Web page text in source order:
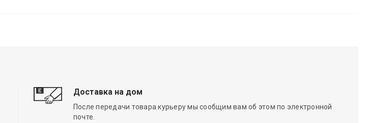
Доставка на дом
После передачи товара курьеру мы сообщим вам об этом по электронной
почте.